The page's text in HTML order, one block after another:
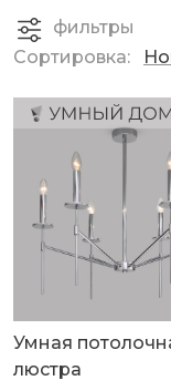
фильтры
Сортировка:
Умная
люстра